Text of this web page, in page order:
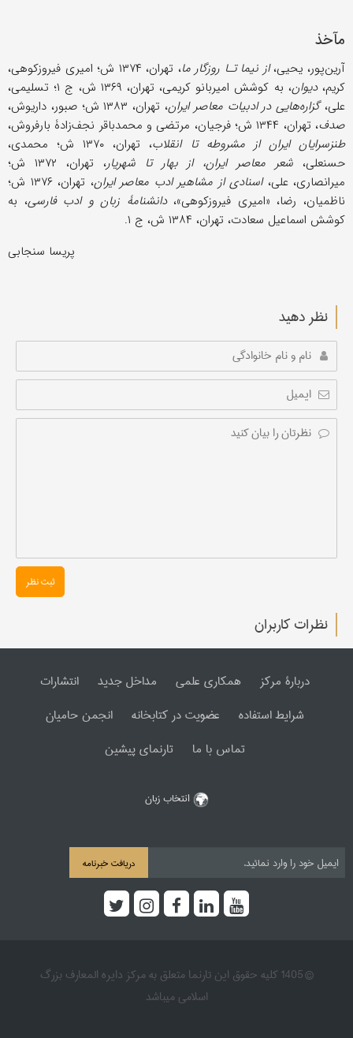
مآخذ
آرین‌پور، یحیى،از نیما تـا روزگار ما
، تهران، ۱۳۷۴ ش؛ امیری فیروزکوهی،
کریم،دیوان
، به کوشش امیربانو کریمی، تهران، ۱۳۶۹ ش، ج ۱؛ تسلیمی،
علی، گزاره‌هایی در ادبیات معاصر ایران، تهران، ۱۳۸۳ ش؛ صبور، داریوش،
صدف، تهران، ۱۳۴۴ ش؛ فرجیان، مرتضى و محمدباقر نجف‌زادۀ بارفروش،
طنزسرایان ایران از مشروطه تا انقلاب
، تهران، ۱۳۷۰ ش؛ محمدی،
حسنعلی، شعر معاصر ایران، از بهار تا شهریار
، تهران، ۱۳۷۲ ش؛
میرانصاری، علی،اسنادی از مشاهیر ادب معاصر ایران
، تهران، ۱۳۷۶ ش؛
ناظمیان، رضا، «امیری فیروزکوهی»، دانشنامۀ زبان و ادب فارسی، به
کوشش اسماعیل سعادت، تهران، ۱۳۸۴ ش، ج ۱.
پریسا سنجابی
نظر دهید
ثبت نظر
نظرات کاربران
دربارۀ مرکز همکاری علمی مداخل جدید
انتشارات
شرایط استفاده
عضویت در کتابخانه
انجمن حامیان
تماس با ما
تارنمای پیشین
انتخاب زبان
دریافت خبرنامه
© 1405 کلیه حقوق این تارنما متعلق به مرکز دایره المعارف بزرگ
اسلامی میباشد